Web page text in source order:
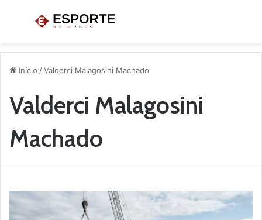
Menu
Início /Valderci Malagosini Machado
Valderci Malagosini
Machado